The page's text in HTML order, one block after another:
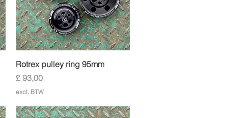
Snel overzicht
Rotrex pulley ring 95mm
Prijs
£ 93,00
excl. BTW